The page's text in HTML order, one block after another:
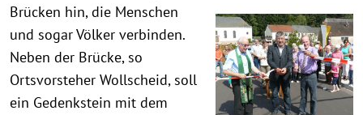
Brücken hin, die Menschen
und sogar Völker verbinden.
Neben der Brücke, so
Ortsvorsteher Wollscheid, soll
ein Gedenkstein mit dem